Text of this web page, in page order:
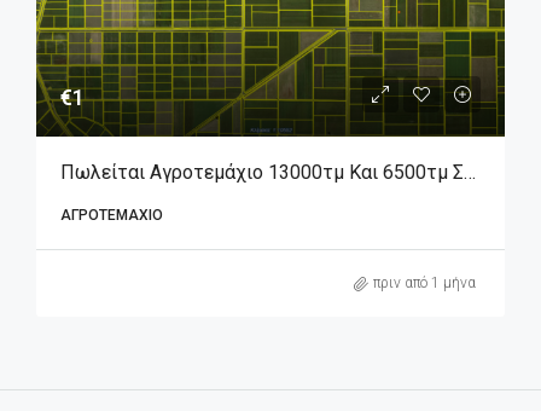
€1
Πωλείται Αγροτεμάχιο 13000τμ Και 6500τμ Στην Θέση Καραξήνη
ΑΓΡΟΤΕΜΆΧΙΟ
πριν από 1 μήνα